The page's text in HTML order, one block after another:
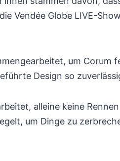
Vendée Globe LIVE-
um Corum
Design so
alleine keine
um Dinge zu